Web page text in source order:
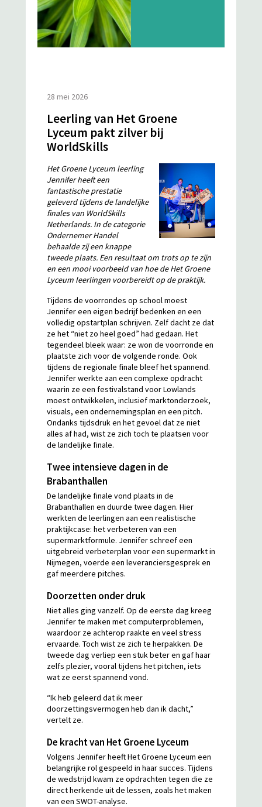
28 mei 2026
Leerling van Het Groene
Lyceum pakt zilver bij
WorldSkills
Het Groene Lyceum leerling
Jennifer heeft een
fantastische prestatie
geleverd tijdens de landelijke
finales van WorldSkills
Netherlands. In de categorie
Ondernemer Handel
behaalde zij een knappe
tweede plaats. Een resultaat om trots op te zijn
en een mooi voorbeeld van hoe de Het Groene
Lyceum leerlingen voorbereidt op de praktijk.
Tijdens de voorrondes op school moest
Jennifer een eigen bedrijf bedenken en een
volledig opstartplan schrijven. Zelf dacht ze dat
ze het “niet zo heel goed” had gedaan. Het
tegendeel bleek waar: ze won de voorronde en
plaatste zich voor de volgende ronde. Ook
tijdens de regionale finale bleef het spannend.
Jennifer werkte aan een complexe opdracht
waarin ze een festivalstand voor Lowlands
moest ontwikkelen, inclusief marktonderzoek,
visuals, een ondernemingsplan en een pitch.
Ondanks tijdsdruk en het gevoel dat ze niet
alles af had, wist ze zich toch te plaatsen voor
de landelijke finale.
Twee intensieve dagen in de
Brabanthallen
De landelijke finale vond plaats in de
Brabanthallen en duurde twee dagen. Hier
werkten de leerlingen aan een realistische
praktijkcase: het verbeteren van een
supermarktformule. Jennifer schreef een
uitgebreid verbeterplan voor een supermarkt in
Nijmegen, voerde een leveranciersgesprek en
gaf meerdere pitches.
Doorzetten onder druk
Niet alles ging vanzelf. Op de eerste dag kreeg
Jennifer te maken met computerproblemen,
waardoor ze achterop raakte en veel stress
ervaarde. Toch wist ze zich te herpakken. De
tweede dag verliep een stuk beter en gaf haar
zelfs plezier, vooral tijdens het pitchen, iets
wat ze eerst spannend vond.
“Ik heb geleerd dat ik meer
doorzettingsvermogen heb dan ik dacht,”
vertelt ze.
De kracht van Het Groene Lyceum
Volgens Jennifer heeft Het Groene Lyceum een
belangrijke rol gespeeld in haar succes. Tijdens
de wedstrijd kwam ze opdrachten tegen die ze
direct herkende uit de lessen, zoals het maken
van een SWOT-analyse.